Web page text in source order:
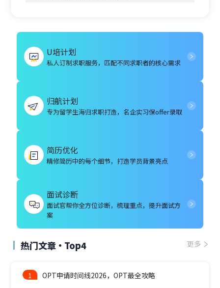
U培计划
私人订制求职服务，匹配不同求职者的核心需求
归航计划
专为留学生海归求职打造，名企实习保offer录取
简历优化
精修简历中的每个细节，打造学员背景亮点
面试诊断
面试官帮你全方位诊断，梳理重点，提升面试方
案
热门文章·Top4 更多
1 OPT申请时间线2026，OPT最全攻略